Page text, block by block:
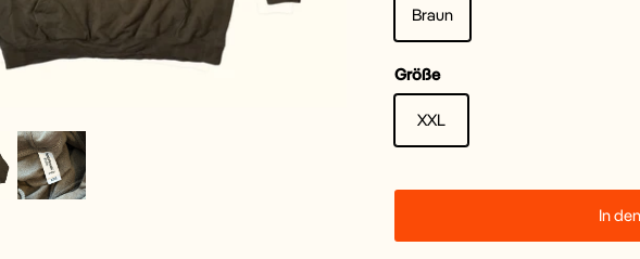
Braun
Größe
XXL
In